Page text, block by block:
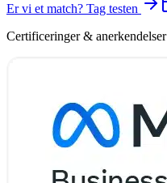
Er vi et match? Tag testen
Certificeringer & anerkendelser